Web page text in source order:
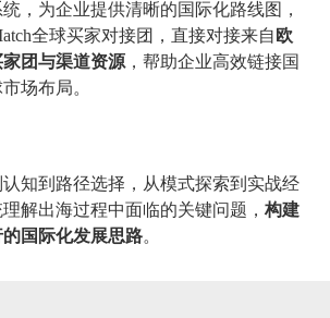
，为企业提供清晰的国际化路线图，
全球买家对接团，直接对接来自 欧
团与渠道资源 ，帮助企业高效链接国
场布局。
认知到路径选择，从模式探索到实战经
解出海过程中面临的关键问题， 构建
国际化发展思路。